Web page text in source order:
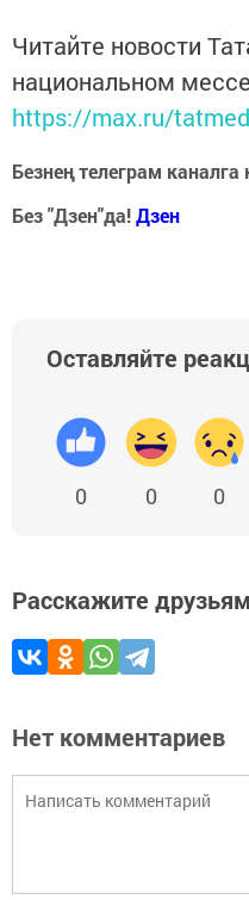
Читайте новости
национальном
https://max.ru/
Безнең телеграм
Без "Дзен"да!Дзен
Оставляйте
0 0 0
Расскажите друзьям
Нет комментариев